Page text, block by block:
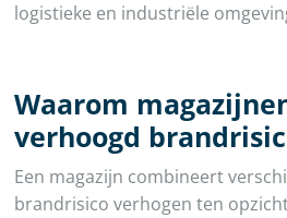
logistieke en industriële
Waarom
verhoogd
Een magazijn combineert
brandrisico verhogen ten